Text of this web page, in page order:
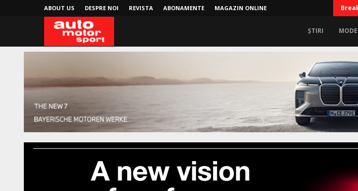
ABOUT US DESPRE NOI REVISTA ABONAMENTE MAGAZIN ONLINE
ȘTIRI